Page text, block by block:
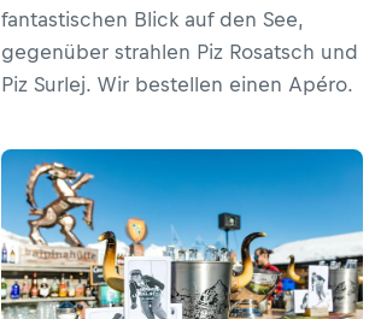
fantastischen Blick auf den See,
gegenüber strahlen Piz Rosatsch und
Piz Surlej. Wir bestellen einen Apéro.